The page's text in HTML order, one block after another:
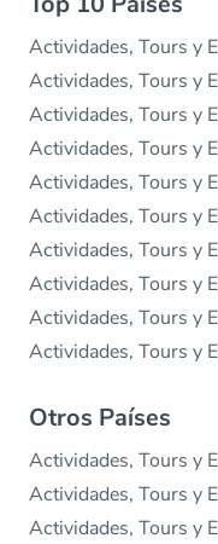
Actividades, Tours y
Actividades, Tours y
Actividades, Tours y
Actividades, Tours y
Actividades, Tours y
Actividades, Tours y
Actividades, Tours y
Actividades, Tours y
Actividades, Tours y
Actividades, Tours y
Otros Países
Actividades, Tours y
Actividades, Tours y
Actividades, Tours y